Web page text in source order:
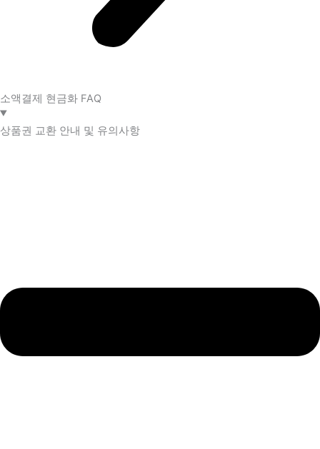
소액결제 현금화 FAQ​
상품권 교환 안내 및 유의사항